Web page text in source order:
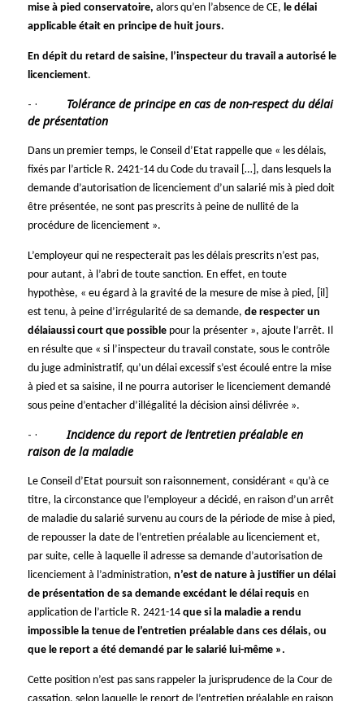
mise à pied conservatoire, alors qu’en l’absence de CE, le délai
applicable était en principe de huit jours.
En dépit du retard de saisine, l’inspecteur du travail a autorisé le
licenciement.
· Tolérance de principe en cas de non-respect du délai
de présentation
Dans un premier temps, le Conseil d’Etat rappelle que « les délais,
fixés par l’article R. 2421-14 du Code du travail […], dans lesquels la
demande d’autorisation de licenciement d’un salarié mis à pied doit
être présentée, ne sont pas prescrits à peine de nullité de la
procédure de licenciement ».
L’employeur qui ne respecterait pas les délais prescrits n’est pas,
pour autant, à l’abri de toute sanction. En effet, en toute
hypothèse, « eu égard à la gravité de la mesure de mise à pied, [il]
est tenu, à peine d’irrégularité de sa demande, de respecter un
délaiaussi court que possiblepour la présenter », ajoute l’arrêt. Il
en résulte que « si l’inspecteur du travail constate, sous le contrôle
du juge administratif, qu’un délai excessif s’est écoulé entre la mise
à pied et sa saisine, il ne pourra autoriser le licenciement demandé
sous peine d’entacher d’illégalité la décision ainsi délivrée ».
·Incidence du report de l’entretien préalable en
raison de la maladie
Le Conseil d’Etat poursuit son raisonnement, considérant « qu’à ce
titre, la circonstance que l’employeur a décidé, en raison d’un arrêt
de maladie du salarié survenu au cours de la période de mise à pied,
de repousser la date de l’entretien préalable au licenciement et,
par suite, celle à laquelle il adresse sa demande d’autorisation de
licenciement à l’administration, n’est de nature à justifier un délai
de présentation de sa demande excédant le délai requisen
application de l’article R. 2421-14 que si la maladie a rendu
impossible la tenue de l’entretien préalable dans ces délais, ou
que le report a été demandé par le salarié lui-même ».
Cette position n’est pas sans rappeler la jurisprudence de la Cour de